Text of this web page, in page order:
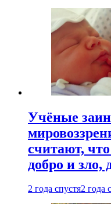
Учёные
считают,
добро и зло,
2 года спустя2 года